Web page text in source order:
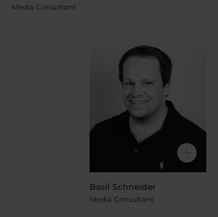
Media Consultant
Basil Schneider
Media Consultant